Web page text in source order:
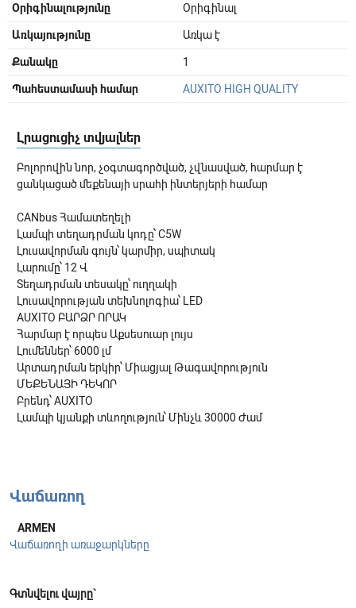
Օրիգինալությունը Օրիգինալ
Առկայությունը Առկա է
Քանակը 1
Պահեստամասի համար AUXITO HIGH QUALITY
Լրացուցիչ տվյալներ
Բոլորովին նոր, չօգտագործված, չվնասված, հարմար է
ցանկացած մեքենայի սրահի ինտերյերի համար
CANbus Համատեղելի
Լամպի տեղադրման կոդը՝ C5W
Լուսավորման գույն՝ կարմիր, սպիտակ
Լարումը՝ 12 Վ
Տեղադրման տեսակը՝ ուղղակի
Լուսավորության տեխնոլոգիա՝ LED
AUXITO ԲԱՐՁՐ ՈՐԱԿ
Հարմար է որպես Աքսեսուար լույս
Լումեններ՝ 6000 լմ
Արտադրման երկիր՝ Միացյալ Թագավորություն
ՄԵՔԵՆԱՅԻ ԴԵԿՈՐ
Բրենդ՝ AUXITO
Լամպի կյանքի տևողություն՝ Մինչև 30000 Ժամ
Վաճառող
ARMEN
Վաճառողի առաջարկները
Գտնվելու վայրը`